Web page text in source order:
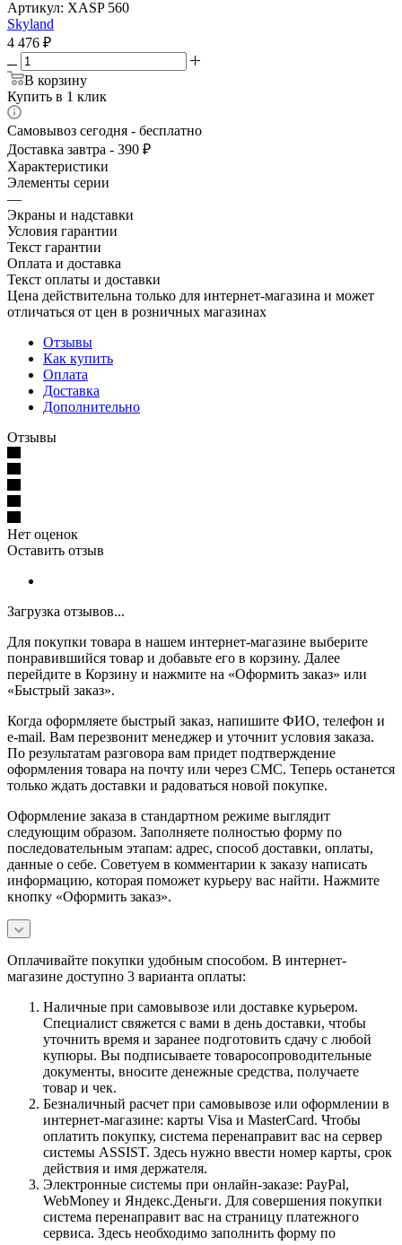
Артикул: XASP 560
Skyland
4 476 ₽
В корзину
Купить в 1 клик
Самовывоз сегодня - бесплатно
Доставка завтра - 390 ₽
Характеристики
Элементы серии
—
Экраны и надставки
Условия гарантии
Текст гарантии
Оплата и доставка
Текст оплаты и доставки
Цена действительна только для интернет-магазина и может
отличаться от цен в розничных магазинах
Отзывы
Как купить
Оплата
Доставка
Дополнительно
Отзывы
Нет оценок
Оставить отзыв
Загрузка отзывов...
Для покупки товара в нашем интернет-магазине выберите
понравившийся товар и добавьте его в корзину. Далее
перейдите в Корзину и нажмите на «Оформить заказ» или
«Быстрый заказ».
Когда оформляете быстрый заказ, напишите ФИО, телефон и
e-mail. Вам перезвонит менеджер и уточнит условия заказа.
По результатам разговора вам придет подтверждение
оформления товара на почту или через СМС. Теперь останется
только ждать доставки и радоваться новой покупке.
Оформление заказа в стандартном режиме выглядит
следующим образом. Заполняете полностью форму по
последовательным этапам: адрес, способ доставки, оплаты,
данные о себе. Советуем в комментарии к заказу написать
информацию, которая поможет курьеру вас найти. Нажмите
кнопку «Оформить заказ».
Оплачивайте покупки удобным способом. В интернет-
магазине доступно 3 варианта оплаты:
Наличные при самовывозе или доставке курьером.
Специалист свяжется с вами в день доставки, чтобы
уточнить время и заранее подготовить сдачу с любой
купюры. Вы подписываете товаросопроводительные
документы, вносите денежные средства, получаете
товар и чек.
Безналичный расчет при самовывозе или оформлении в
интернет-магазине: карты Visa и MasterCard. Чтобы
оплатить покупку, система перенаправит вас на сервер
системы ASSIST. Здесь нужно ввести номер карты, срок
действия и имя держателя.
Электронные системы при онлайн-заказе: PayPal,
WebMoney и Яндекс.Деньги. Для совершения покупки
система перенаправит вас на страницу платежного
сервиса. Здесь необходимо заполнить форму по